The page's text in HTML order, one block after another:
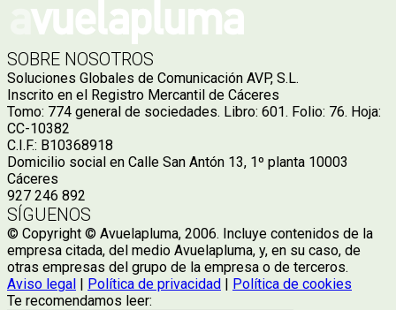
SOBRE NOSOTROS
Soluciones Globales de Comunicación AVP, S.L.
Inscrito en el Registro Mercantil de Cáceres
Tomo: 774 general de sociedades. Libro: 601. Folio: 76. Hoja:
CC-10382
C.I.F.: B10368918
Domicilio social en Calle San Antón 13, 1º planta 10003
Cáceres
927 246 892
SÍGUENOS
© Copyright © Avuelapluma, 2006. Incluye contenidos de la
empresa citada, del medio Avuelapluma, y, en su caso, de
otras empresas del grupo de la empresa o de terceros.
Aviso legal | Política de privacidad | Política de cookies
Te recomendamos leer: